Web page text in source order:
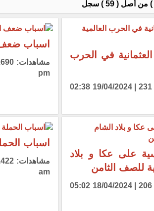
في الحرب
مشاهدات: 2,597 | تحميلات: 231 | 19/04/2024 02:38
اسباب ضعف
pm
على عكا و بلاد
للصف الثامن
مشاهدات: 1,775 | تحميلات: 206 | 18/04/2024 05:02
اسباب
am